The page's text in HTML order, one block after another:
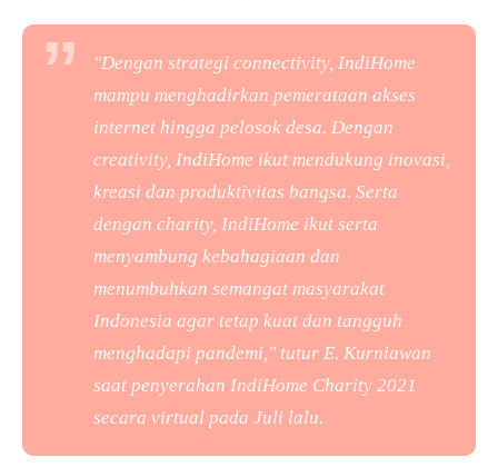
"Dengan strategi connectivity, IndiHome
mampu menghadirkan pemerataan akses
internet hingga pelosok desa. Dengan
creativity, IndiHome ikut mendukung inovasi,
kreasi dan produktivitas bangsa. Serta
dengan charity, IndiHome ikut serta
menyambung kebahagiaan dan
menumbuhkan semangat masyarakat
Indonesia agar tetap kuat dan tangguh
menghadapi pandemi," tutur E. Kurniawan
saat penyerahan IndiHome Charity 2021
secara virtual pada Juli lalu.